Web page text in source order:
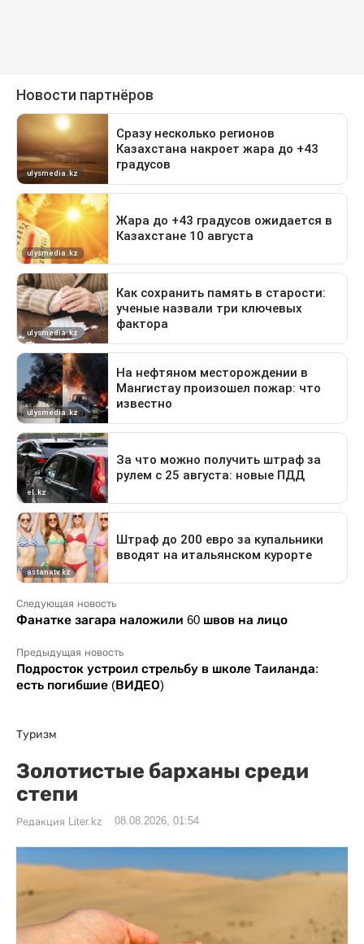
Следующая новость
Фанатке загара наложили 60 швов на лицо
Предыдущая новость
Подросток устроил стрельбу в школе Таиланда:
есть погибшие (ВИДЕО)
Туризм
Золотистые барханы среди
степи
Редакция Liter.kz 08.08.2026, 01:54